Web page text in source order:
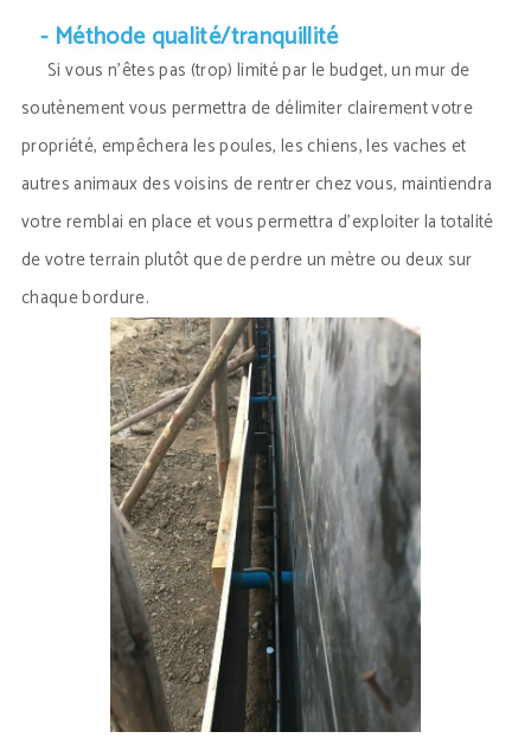
- Méthode qualité/tranquillité
Si vous n’êtes pas (trop) limité par le budget, un mur de
soutènement vous permettra de délimiter clairement votre
propriété, empêchera les poules, les chiens, les vaches et
autres animaux des voisins de rentrer chez vous, maintiendra
votre remblai en place et vous permettra d’exploiter la totalité
de votre terrain plutôt que de perdre un mètre ou deux sur
chaque bordure.